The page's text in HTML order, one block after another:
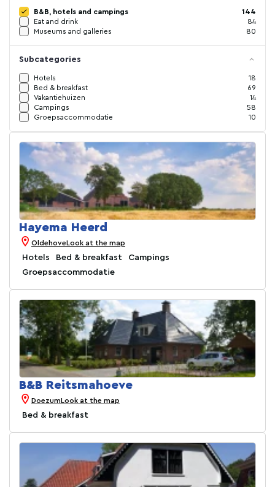
B&B, hotels and campings
144
Eat and drink
84
Museums and galleries
80
Subcategories
Hotels
18
Bed & breakfast
69
Vakantiehuizen
14
Campings
58
Groepsaccommodatie
10
Hayema Heerd
OldehoveLook at the map
Hotels Bed & breakfast
Campings
Groepsaccommodatie
B&B Reitsmahoeve
DoezumLook at the map
Bed & breakfast